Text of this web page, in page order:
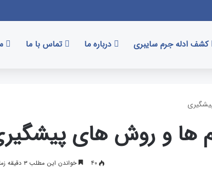
کشف ادله جرم سایبری درباره ما تماس با ما
ها و روش های
۴۰ خواندن این مطلب ۳ دقیقه زمان میبرد